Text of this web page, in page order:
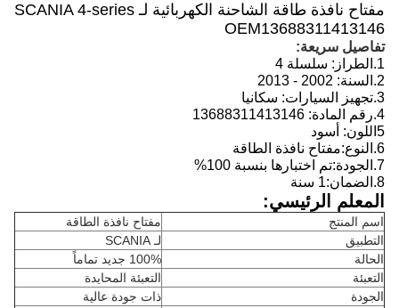
مفتاح نافذة طاقة الشاحنة الكهربائية لـ SCANIA 4-series
OEM13688311413146
تفاصيل سريعة:
1. الطراز: سلسلة 4
2. السنة: 2002 - 2013
3. تجهيز السيارات: سكانيا
4. رقم المادة: 13688311413146
5اللون: أسود
6. النوع:مفتاح نافذة الطاقة
7. الجودة:تم اختبارها بنسبة 100%
8. الضمان:1 سنة
المعلم الرئيسي:
اسم المنتج
مفتاح نافذة الطاقة
التطبيق
لـ SCANIA
الحالة
100% جديد تماماً
التعبئة
التعبئة المحايدة
الجودة
ذات جودة عالية